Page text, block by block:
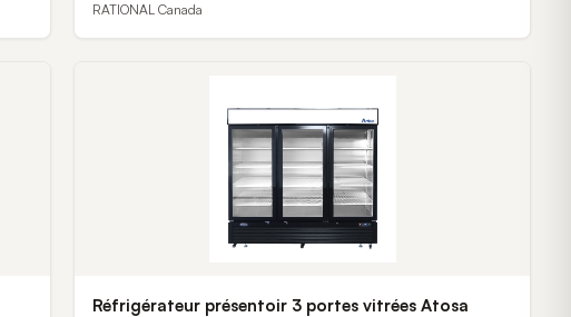
RATIONAL Canada
Réfrigérateur présentoir 3 portes vitrées Atosa